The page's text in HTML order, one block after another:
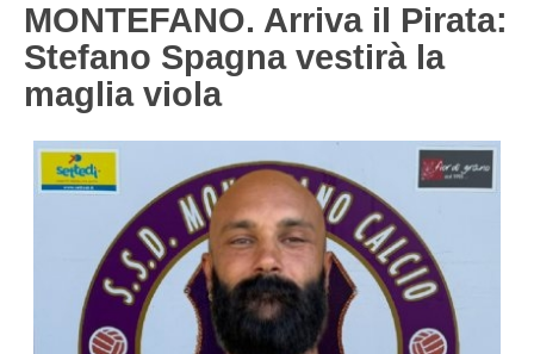
MONTEFANO. Arriva il Pirata:
Stefano Spagna vestirà la
maglia viola